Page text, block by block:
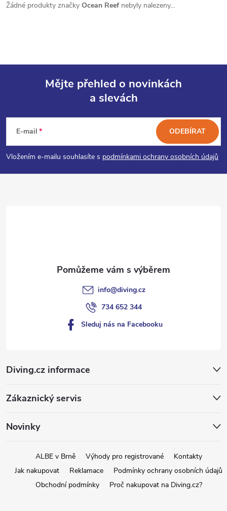
Žádné produkty značky Ocean Reefnebyly nalezeny...
p
a
Mějte přehled o novinkách
a slevách
E-mail
Vložením e-mailu souhlasíte s podmínkami ochrany osobních údajů
ODEBÍRAT
Diving.cz informace
Zákaznický servis
Novinky
info@diving.cz
734 652 344
Sleduj nás na Facebooku
ALBE v Brně Výhody pro registrované
Kontakty
Jak nakupovat
Reklamace
Podmínky ochrany osobních údajů
Obchodní podmínky
Proč nakupovat na Diving.cz?